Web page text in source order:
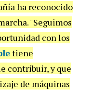
ha reconocido
"Seguimos
con los
tiene
contribuir, y que
de máquinas